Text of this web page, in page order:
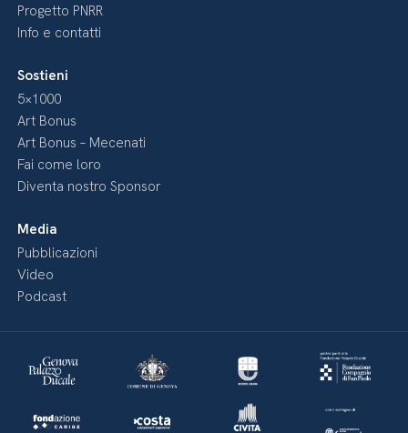
Progetto PNRR
Info e contatti
Sostieni
5×1000
Art Bonus
Art Bonus – Mecenati
Fai come loro
Diventa nostro Sponsor
Media
Pubblicazioni
Video
Podcast